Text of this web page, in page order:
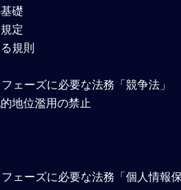
礎
定
規則
ェーズに必要な法務「競争法」
地位濫用の禁止
ェーズに必要な法務「個人情報保